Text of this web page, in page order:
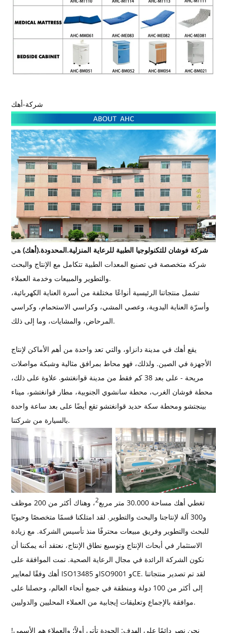
شركة-أهك
شركة فوشان للتكنولوجيا الطبية للرعاية المنزلية.المحدودة.(أهك) هي
شركة متخصصة في تصنيع المعدات الطبية تتكامل مع الإنتاج والبحث
والتطوير والمبيعات وخدمة العملاء.
تشمل منتجاتنا الرئيسية أنواعًا مختلفة من أسرة العناية الكهربائية،
وأسرّة العناية اليدوية، وعصي المشي، وكراسي الاستحمام، وكراسي
المرحاض، والمشايات، وما إلى ذلك.
يقع أهك في مدينة دانزاو، والتي تعد واحدة من أهم الأماكن لإنتاج
الأجهزة في الصين. ولذلك، فهو محاط بمرافق مثالية وشبكة مواصلات
مريحة - على بعد 38 كم فقط من مدينة قوانغتشو. علاوة على ذلك،
محطة فوشان الغرب، محطة سانشوي الجنوبية، مطار قوانغتشو، ميناء
بينجتشو ومحطة سكة حديد قوانغتشو تقع أيضًا على بعد ساعة واحدة
بالسيارة من شركتنا.
تغطي أهك مساحة 30.000 متر مربع 2
، وهناك أكثر من 200 موظف
و300 آلة لإنتاجنا والبحث والتطوير. لقد امتلكنا قسمًا متخصصًا وحيويًا
للبحث والتطوير وفريق مبيعات محترفًا منذ تأسيس الشركة. مع زيادة
الاستثمار في أبحاث الإنتاج وتوسيع نطاق الإنتاج، نعتقد أنه يمكننا أن
نكون الشركة الرائدة في مجال الرعاية الصحية. تمت الموافقة على
أهك وفقًا لمعايير ISO13485 وISO9001 وCE. لقد تم تصدير منتجاتنا
إلى أكثر من 100 دولة ومنطقة في جميع أنحاء العالم، وحصلنا على
موافقة بالإجماع وتعليقات إيجابية من العملاء المحليين والدوليين.
نحن نصر دائمًا على الهدف: الجودة تأتي أولاً؛ والعملاء هم الأسمى!